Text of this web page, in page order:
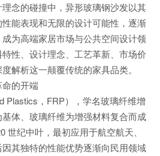
念的碰撞中，异形玻璃钢沙发以其
能表现和无限的设计可能性，逐渐
为高端家居市场与公共空间设计领
性、设计理念、工艺革新、市场价
解析这一颠覆传统的家具品类。
的开端
Plastics，FRP），学名玻璃纤维增
体、玻璃纤维为增强材料复合而成
世纪中叶，最初应用于航空航天、
其独特的性能优势逐渐向民用领域